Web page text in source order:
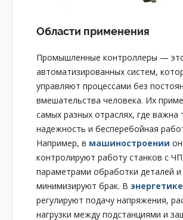
Области применения
Промышленные контроллеры —
автоматизированных систем,
управляют процессами без
вмешательства человека. Их
самых разных отраслях, где важна
надежность и бесперебойная
Например, в машиностроении
контролируют работу станков с
параметрами обработки деталей и
минимизируют брак. В энергетике
регулируют подачу напряжения,
нагрузки между подстанциями и